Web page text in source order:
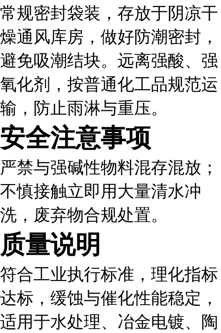
常规密封袋装，存放于阴凉干
燥通风库房，做好防潮密封，
避免吸潮结块。远离强酸、强
氧化剂，按普通化工品规范运
输，防止雨淋与重压。
安全注意事项
严禁与强碱性物料混存混放；
不慎接触立即用大量清水冲
洗，废弃物合规处置。
质量说明
符合工业执行标准，理化指标
达标，缓蚀与催化性能稳定，
适用于水处理、冶金电镀、陶